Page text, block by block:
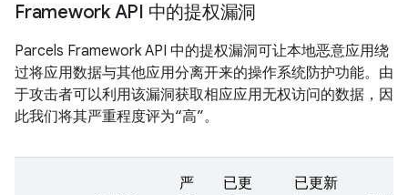
Framework API 中的提权漏洞
Parcels Framework API 中的提权漏洞可让本地恶意应用绕
过将应用数据与其他应用分离开来的操作系统防护功能。由
于攻击者可以利用该漏洞获取相应应用无权访问的数据，因
此我们将其严重程度评为“高”。
严
已更
已更新